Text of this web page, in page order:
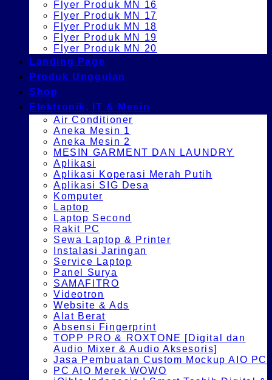
Flyer Produk MN 16
Flyer Produk MN 17
Flyer Produk MN 18
Flyer Produk MN 19
Flyer Produk MN 20
Landing Page
Produk Unggulan
Shop
Elektronik, IT & Mesin
Air Conditioner
Aneka Mesin 1
Aneka Mesin 2
MESIN GARMENT DAN LAUNDRY
Aplikasi
Aplikasi Koperasi Merah Putih
Aplikasi SIG Desa
Komputer
Laptop
Laptop Second
Rakit PC
Sewa Laptop & Printer
Instalasi Jaringan
Service Laptop
Panel Surya
SAMAFITRO
Videotron
Website & Ads
Alat Berat
Absensi Fingerprint
TOPP PRO & ROXTONE [Digital dan
Audio Mixer & Audio Aksesoris]
Jasa Pembuatan Custom Mockup AIO PC
PC AIO Merek WOWO